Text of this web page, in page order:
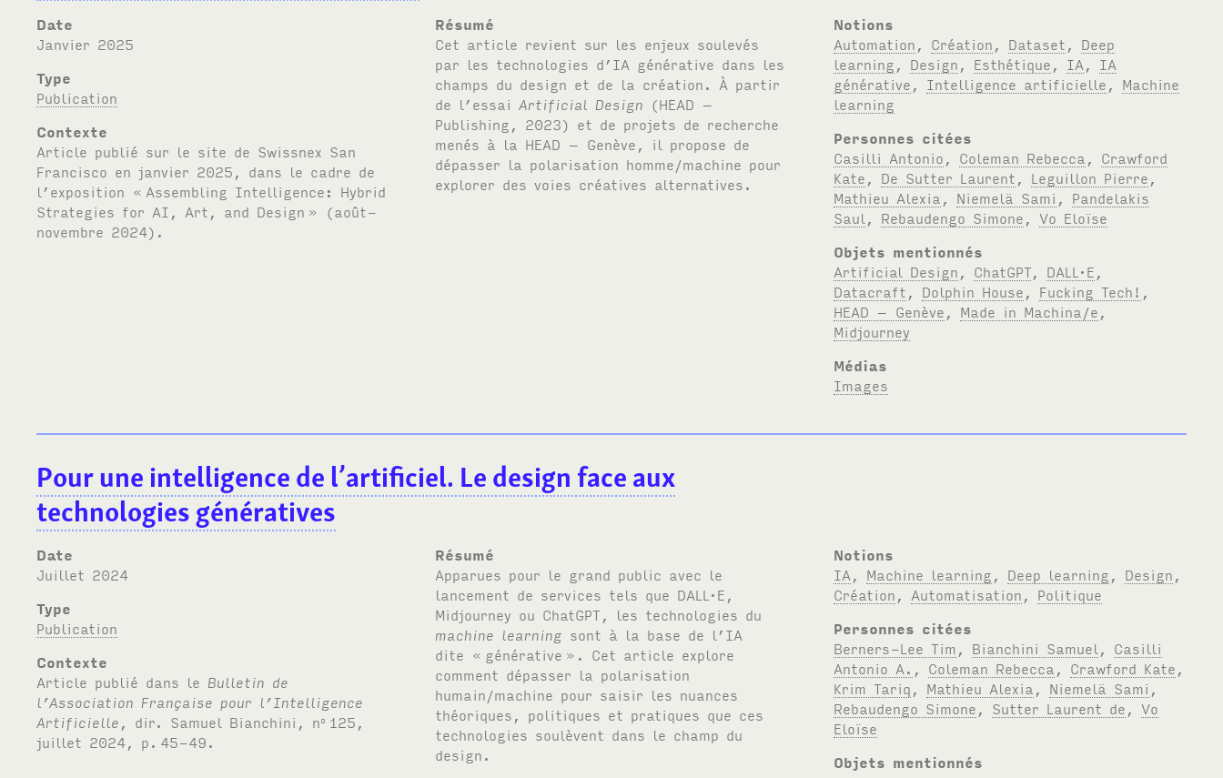
Date
janvier 2025
Type
Publication
Contexte
Article publié sur le site de Swissnex San
Francisco en janvier 2025, dans le cadre de
l’exposition « Assembling Intelligence: Hybrid
Strategies for AI, Art, and Design » (août-
novembre 2024).
Résumé
Cet article revient sur les enjeux soulevés
par les technologies d’IA générative dans les
champs du design et de la création. À partir
de l’essai Artificial Design (HEAD –
Publishing, 2023) et de projets de recherche
menés à la HEAD – Genève, il propose de
dépasser la polarisation homme/machine pour
explorer des voies créatives alternatives.
Notions
Automation
Création Dataset
Deep
learning
Design Esthétique IA
IA
générative
Intelligence artificielle
Machine
learning
Personnes citées
Casilli Antonio
Coleman Rebecca
Crawford
Kate
De Sutter Laurent Leguillon Pierre
Mathieu Alexia
Niemelä Sami
Pandelakis
Saul
Rebaudengo Simone ,Vo Eloïse
Objets mentionnés
Artificial Design
ChatGPT DALL·E
Datacraft
Dolphin House Fucking Tech!
HEAD – Genève
Made in Machina/e
Midjourney
Médias
Images
Pour une intelligence de l’artificiel. Le design face aux
technologies génératives
Date
juillet 2024
Type
Publication
Contexte
Article publié dans le Bulletin de
l’Association Française pour l’Intelligence
Artificielle , dir. Samuel Bianchini, no 125,
juillet 2024, p. 45-49.
Résumé
Apparues pour le grand public avec le
lancement de services tels que DALL·E
Midjourney ou ChatGPT , les technologies du
machine learning sont à la base de l’ IA
dite « générative ». Cet article explore
comment dépasser la polarisation
humain/machine pour saisir les nuances
théoriques, politiques et pratiques que ces
technologies soulèvent dans le champ du
design.
Notions
IA
Machine learning Deep learning Design
Création
Automatisation
Politique
Personnes citées
Berners-Lee Tim
Bianchini Samuel
Casilli
Antonio A.
Coleman Rebecca Crawford Kate
Krim Tariq
Mathieu Alexia Niemelä Sami
Rebaudengo Simone
Sutter Laurent de ,Vo
Eloïse
Objets mentionnés